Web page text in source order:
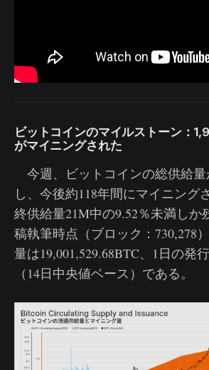
ビットコインのマイルストーン：
がマイニングされた
今週、ビットコインの総供給量
し、今後約118年間にマイニング
終供給量21M中の9.52％未満しか
稿執筆時点（ブロック：730,278
量は19,001,529.68BTC、1日の発
（14日中央値ベース）である。